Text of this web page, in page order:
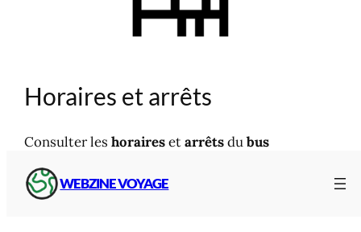
WEBZINE VOYAGE
Horaires et arrêts
Consulter leshorairesetarrêtsdubus
FlouretAurillac: